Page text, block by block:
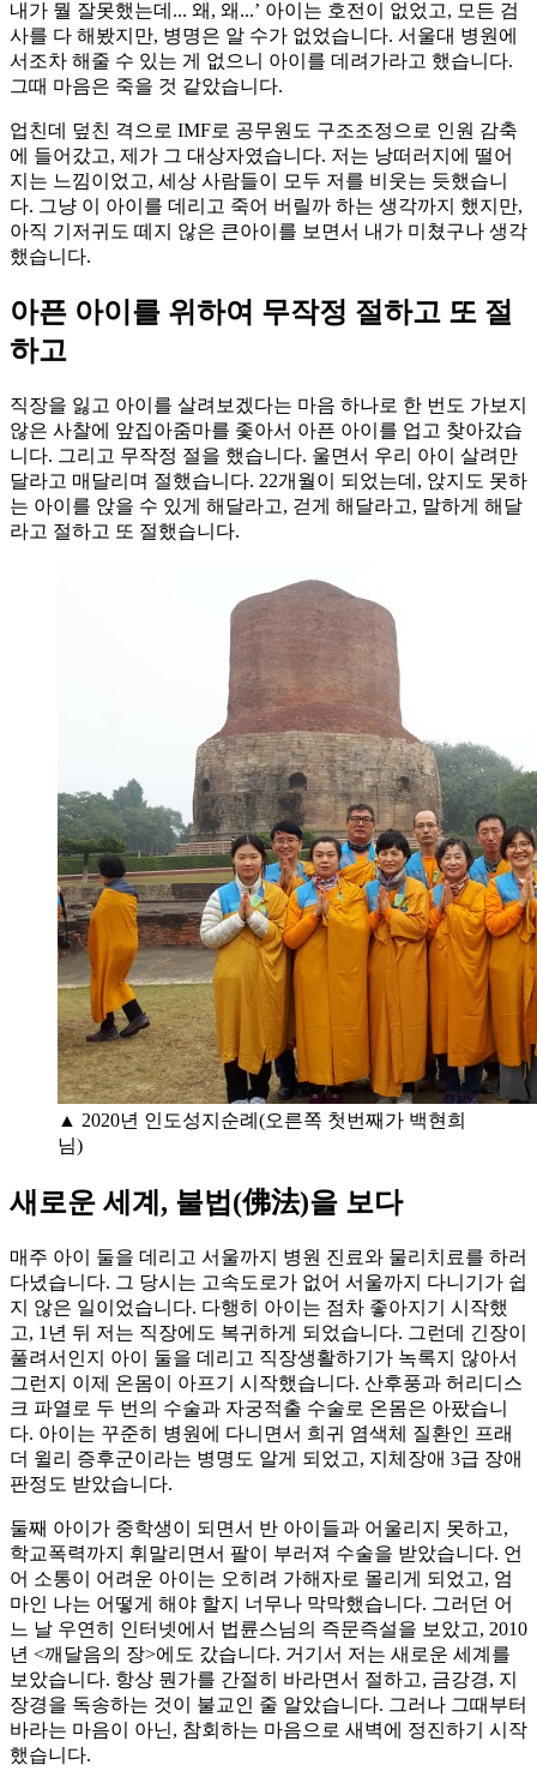
내가 뭘 잘못했는데... 왜, 왜...’ 아이는 호전이 없었고, 모든 검
사를 다 해봤지만, 병명은 알 수가 없었습니다. 서울대 병원에
서조차 해줄 수 있는 게 없으니 아이를 데려가라고 했습니다.
그때 마음은 죽을 것 같았습니다.
업친데 덮친 격으로 IMF로 공무원도 구조조정으로 인원 감축
에 들어갔고, 제가 그 대상자였습니다. 저는 낭떠러지에 떨어
지는 느낌이었고, 세상 사람들이 모두 저를 비웃는 듯했습니
다. 그냥 이 아이를 데리고 죽어 버릴까 하는 생각까지 했지만,
아직 기저귀도 떼지 않은 큰아이를 보면서 내가 미쳤구나 생각
했습니다.
아픈 아이를 위하여 무작정 절하고 또 절
하고
직장을 잃고 아이를 살려보겠다는 마음 하나로 한 번도 가보지
않은 사찰에 앞집아줌마를 좇아서 아픈 아이를 업고 찾아갔습
니다. 그리고 무작정 절을 했습니다. 울면서 우리 아이 살려만
달라고 매달리며 절했습니다. 22개월이 되었는데, 앉지도 못하
는 아이를 앉을 수 있게 해달라고, 걷게 해달라고, 말하게 해달
라고 절하고 또 절했습니다.
▲ 2020년 인도성지순례(오른쪽 첫번째가 백현희
님)
새로운 세계, 불법(佛法)을 보다
매주 아이 둘을 데리고 서울까지 병원 진료와 물리치료를 하러
다녔습니다. 그 당시는 고속도로가 없어 서울까지 다니기가 쉽
지 않은 일이었습니다. 다행히 아이는 점차 좋아지기 시작했
고, 1년 뒤 저는 직장에도 복귀하게 되었습니다. 그런데 긴장이
풀려서인지 아이 둘을 데리고 직장생활하기가 녹록지 않아서
그런지 이제 온몸이 아프기 시작했습니다. 산후풍과 허리디스
크 파열로 두 번의 수술과 자궁적출 수술로 온몸은 아팠습니
다. 아이는 꾸준히 병원에 다니면서 희귀 염색체 질환인 프래
더 윌리 증후군이라는 병명도 알게 되었고, 지체장애 3급 장애
판정도 받았습니다.
둘째 아이가 중학생이 되면서 반 아이들과 어울리지 못하고,
학교폭력까지 휘말리면서 팔이 부러져 수술을 받았습니다. 언
어 소통이 어려운 아이는 오히려 가해자로 몰리게 되었고, 엄
마인 나는 어떻게 해야 할지 너무나 막막했습니다. 그러던 어
느 날 우연히 인터넷에서 법륜스님의 즉문즉설을 보았고, 2010
년 <깨달음의 장>에도 갔습니다. 거기서 저는 새로운 세계를
보았습니다. 항상 뭔가를 간절히 바라면서 절하고, 금강경, 지
장경을 독송하는 것이 불교인 줄 알았습니다. 그러나 그때부터
바라는 마음이 아닌, 참회하는 마음으로 새벽에 정진하기 시작
했습니다.